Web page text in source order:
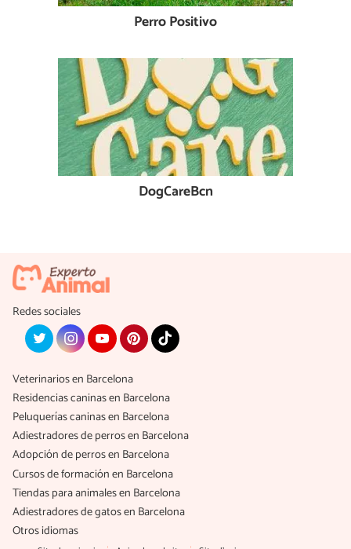
Perro Positivo
DogCareBcn
Redes sociales
Veterinarios en Barcelona
Residencias caninas en Barcelona
Peluquerías caninas en Barcelona
Adiestradores de perros en Barcelona
Adopción de perros en Barcelona
Cursos de formación en Barcelona
Tiendas para animales en Barcelona
Adiestradores de gatos en Barcelona
Otros idiomas